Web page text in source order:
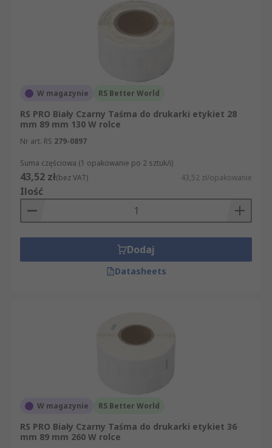
W magazynie RS Better World
RS PRO Biały Czarny Taśma do drukarki etykiet 28
mm 89 mm 130 W rolce
Nr art. RS 279-0897
Suma częściowa (1 opakowanie po 2 sztuk/i)
43,52 zł(bez VAT) 43,52 zł/opakowanie
Ilość
Dodaj
Datasheets
W magazynie RS Better World
RS PRO Biały Czarny Taśma do drukarki etykiet 36
mm 89 mm 260 W rolce